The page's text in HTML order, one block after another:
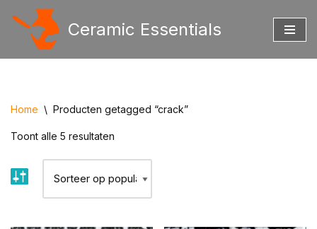
Ceramic Essentials
Home \ Producten getagged “crack”
Toont alle 5 resultaten